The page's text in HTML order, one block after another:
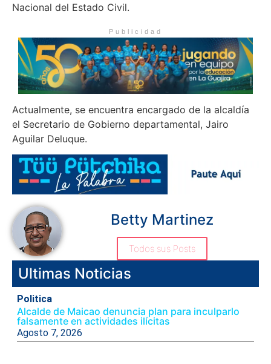
Nacional del Estado Civil.
Publicidad
Actualmente, se encuentra encargado de la alcaldía
el Secretario de Gobierno departamental, Jairo
Aguilar Deluque.
Betty Martinez
Todos sus Posts
Ultimas Noticias
Politica
Alcalde de Maicao denuncia plan para inculparlo
falsamente en actividades ilícitas
Agosto 7, 2026